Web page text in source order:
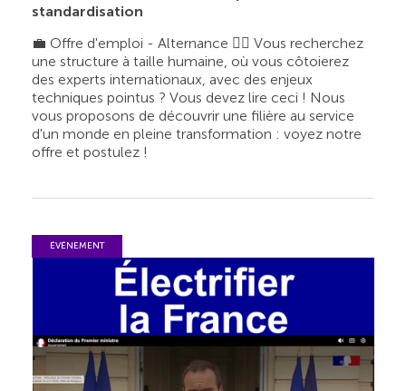
standardisation
💼 Offre d'emploi - Alternance 👉🏼 Vous recherchez
une structure à taille humaine, où vous côtoierez
des experts internationaux, avec des enjeux
techniques pointus ? Vous devez lire ceci ! Nous
vous proposons de découvrir une filière au service
d'un monde en pleine transformation : voyez notre
offre et postulez !
ÉVÉNEMENT